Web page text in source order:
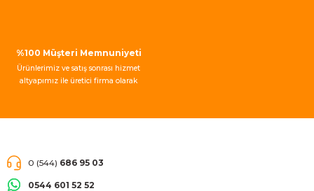
%100 Müşteri Memnuniyeti
Ürünlerimiz ve satış sonrası hizmet
altyapımız ile üretici firma olarak
0 (544) 686 95 03
0544 601 52 52